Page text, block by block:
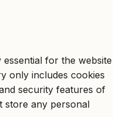
for the website
only includes cookies
security features of
store any personal